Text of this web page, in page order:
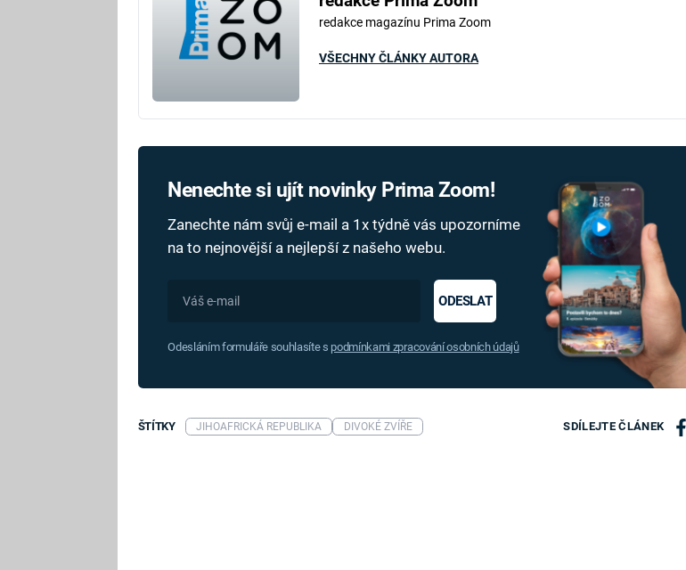
redakce magazínu Prima Zoom
VŠECHNY ČLÁNKY AUTORA
Nenechte si ujít novinky Prima Zoom!
Zanechte nám svůj e-mail a 1x týdně vás upozorníme
na to nejnovější a nejlepší z našeho webu.
ODESLAT
Odesláním formuláře souhlasíte s podmínkami zpracování osobních údajů
SDÍLEJTE ČLÁNEK
ŠTÍTKY JIHOAFRICKÁ REPUBLIKA DIVOKÉ ZVÍŘE